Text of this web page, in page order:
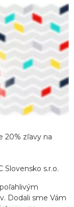
20% zľavy na
Slovensko s.r.o.
Dodali sme Vám